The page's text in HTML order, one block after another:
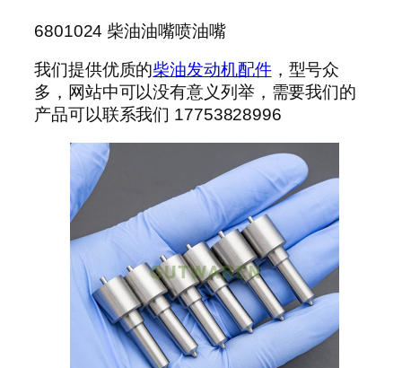
6801024 柴油油嘴喷油嘴
我们提供优质的柴油发动机配件，型号众
多，网站中可以没有意义列举，需要我们的
产品可以联系我们 17753828996